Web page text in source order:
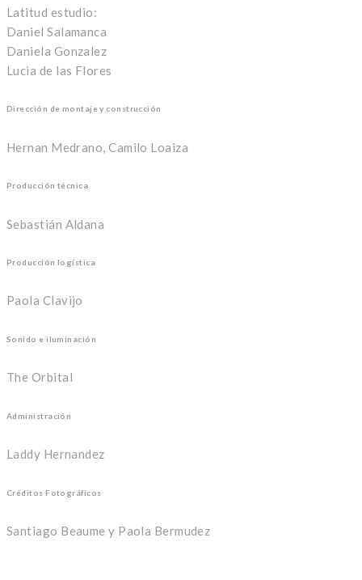
Latitud estudio:
Daniel Salamanca
Daniela Gonzalez
Lucia de las Flores
Dirección de montaje y construcción
Hernan Medrano, Camilo Loaiza
Producción técnica
Sebastián Aldana
Producción logística
Paola Clavijo
Sonido e iluminación
The Orbital
Administración
Laddy Hernandez
Créditos Fotográficos
Santiago Beaume y Paola Bermudez